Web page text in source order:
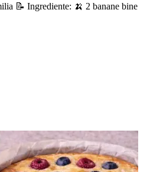
📝 Ingrediente: 🍌 2 banane bine